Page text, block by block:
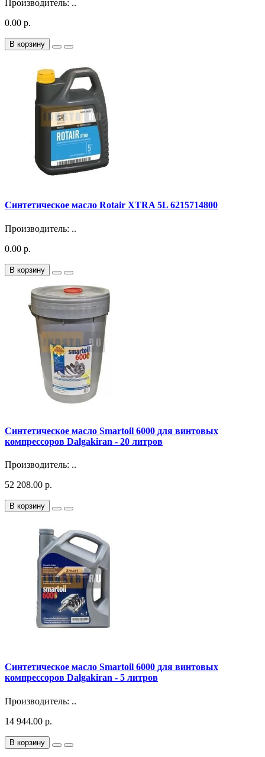
Производитель: ..
0.00 р.
В корзину
Синтетическое масло Rotair XTRA 5L 6215714800
Производитель: ..
0.00 р.
В корзину
Синтетическое масло Smartoil 6000 для винтовых
компрессоров Dalgakiran - 20 литров
Производитель: ..
52 208.00 р.
В корзину
Синтетическое масло Smartoil 6000 для винтовых
компрессоров Dalgakiran - 5 литров
Производитель: ..
14 944.00 р.
В корзину